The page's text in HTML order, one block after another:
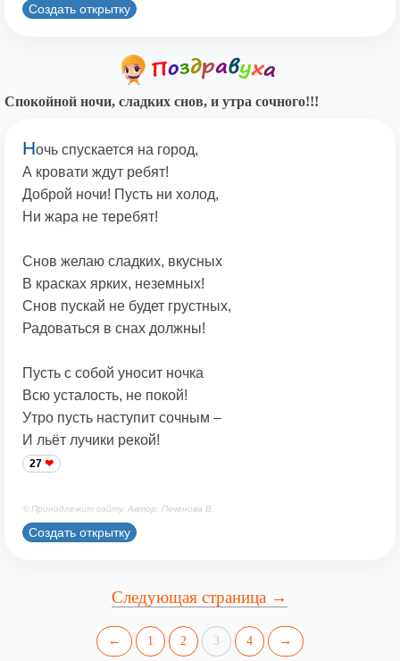
Создать открытку
Спокойной ночи, сладких снов, и утра сочного!!!
Ночь спускается на город,
А кровати ждут ребят!
Доброй ночи! Пусть ни холод,
Ни жара не теребят!
Снов желаю сладких, вкусных
В красках ярких, неземных!
Снов пускай не будет грустных,
Радоваться в снах должны!
Пусть с собой уносит ночка
Всю усталость, не покой!
Утро пусть наступит сочным –
И льёт лучики рекой!
27
© Принадлежит сайту. Автор: Печенова В.
Создать открытку
Следующая страница →
← 1 2 3 4 →